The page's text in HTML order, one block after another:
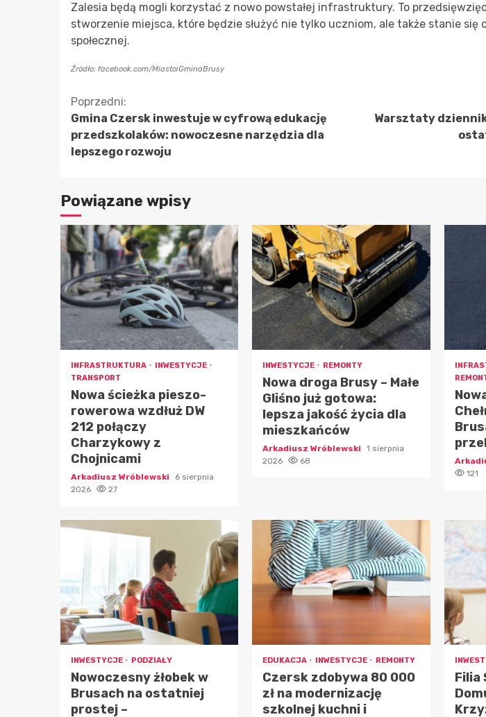
Zalesia będą mogli korzystać z nowo powstałej infrastruktury. To
stworzenie miejsca, które będzie służyć nie tylko uczniom, ale także stanie
społecznej.
Źródło: facebook.com/MiastoiGminaBrusy
Kontynuuj
czytanie
Poprzedni:
Gmina Czersk inwestuje w cyfrową edukację
przedszkolaków: nowoczesne narzędzia dla
lepszego rozwoju
Warsztaty
Powiązane wpisy
INFRASTRUKTURA
INWESTYCJE
TRANSPORT
Nowa ścieżka pieszo-
rowerowa wzdłuż DW
212 połączy
Charzykowy z
Chojnicami
Arkadiusz Wróblewski
6 sierpnia
2026
27
INWESTYCJE REMONTY
Nowa droga Brusy – Małe
Gliśno już gotowa:
lepsza jakość życia dla
mieszkańców
Arkadiusz Wróblewski
1 sierpnia
2026
68
121
INWESTYCJE PODZIAŁY
Nowoczesny żłobek w
Brusach na ostatniej
prostej –
EDUKACJA INWESTYCJE REMONTY
Czersk zdobywa 80 000
zł na modernizację
szkolnej kuchni i
Filia